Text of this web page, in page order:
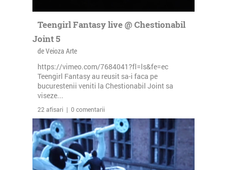
Teengirl Fantasy live @ Chestionabil
Joint 5
de Veioza Arte
https://vimeo.com/7684041?fl=ls&fe=ec
Teengirl Fantasy au reusit sa-i faca pe
bucurestenii veniti la Chestionabil Joint sa
viseze...
22 afisari | 0 comentarii